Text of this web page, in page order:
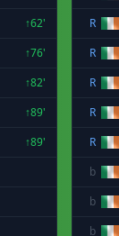
↑62'
↑76'
↑82'
↑89'
↑89'
R
R
R
R
R
b
b
b